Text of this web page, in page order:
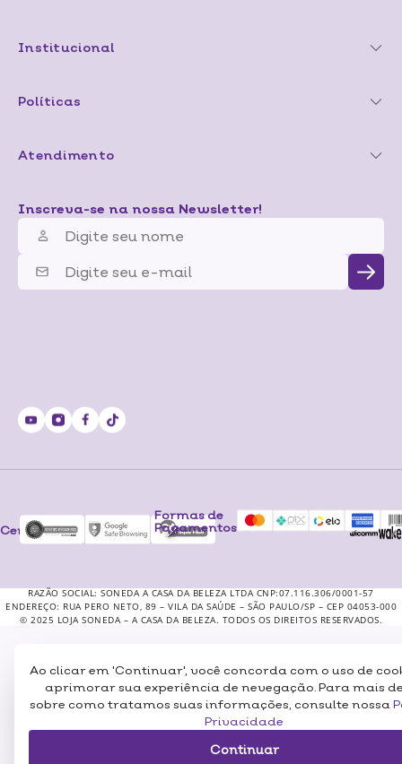
Ao clicar em 'Continuar', você concorda com o uso de
aprimorar sua experiência de nevegação. Para mais
sobre como tratamos suas informações, consulte nossa
Privacidade
Continuar
Institucional
Políticas
Atendimento
Inscreva-se na nossa Newsletter!
Certificados
Formas de
Pagamentos
RAZÃO SOCIAL: SONEDA A CASA DA BELEZA LTDA CNP:07.116.306/0001-57
ENDEREÇO: RUA PERO NETO, 89 – VILA DA SAÚDE – SÃO PAULO/SP – CEP 04053-000
© 2025 LOJA SONEDA – A CASA DA BELEZA. TODOS OS DIREITOS RESERVADOS.